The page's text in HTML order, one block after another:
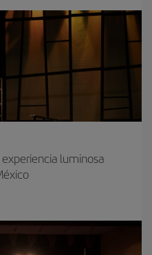
luminosa